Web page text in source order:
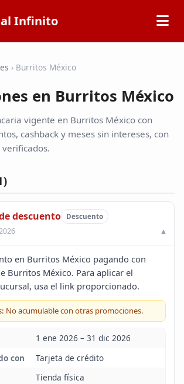
al Infinito
› Burritos México
en Burritos México
vigente en Burritos México con
cashback y meses sin intereses, con
)
descuento Descuento
en Burritos México pagando con
Burritos México. Para aplicar el
usa el link proporcionado.
No acumulable con otras promociones.
1 ene 2026 – 31 dic 2026
con
Tarjeta de crédito
Tienda física